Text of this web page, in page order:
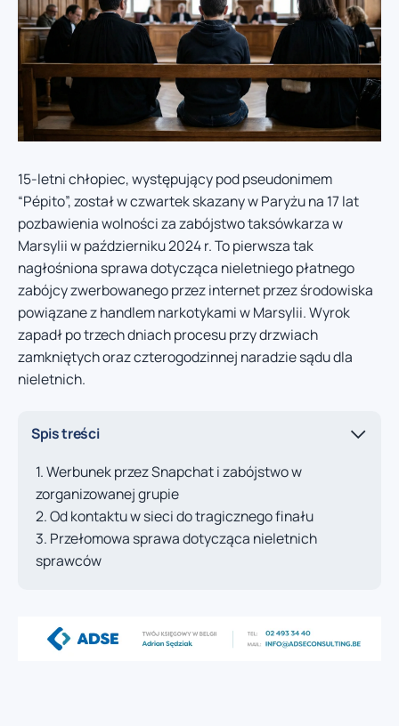
15-letni chłopiec, występujący pod pseudonimem
“Pépito”, został w czwartek skazany w Paryżu na 17 lat
pozbawienia wolności za zabójstwo taksówkarza w
Marsylii w październiku 2024 r. To pierwsza tak
nagłośniona sprawa dotycząca nieletniego płatnego
zabójcy zwerbowanego przez internet przez środowiska
powiązane z handlem narkotykami w Marsylii. Wyrok
zapadł po trzech dniach procesu przy drzwiach
zamkniętych oraz czterogodzinnej naradzie sądu dla
nieletnich.
Spis treści
Werbunek przez Snapchat i zabójstwo w
zorganizowanej grupie
Od kontaktu w sieci do tragicznego finału
Przełomowa sprawa dotycząca nieletnich
sprawców